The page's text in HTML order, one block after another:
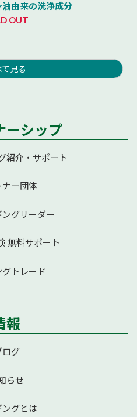
由来の洗浄成分
OUT
て見る
ーシップ
紹介・サポート
ナー団体
グリーダー
無料サポート
グトレード
報
ログ
らせ
ングとは